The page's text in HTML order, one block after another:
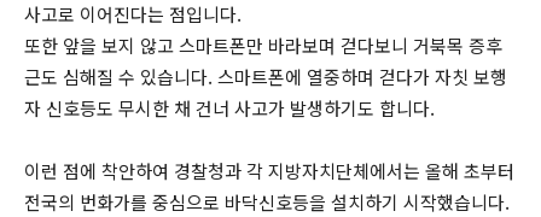
사고로 이어진다는 점입니다.
또한 앞을 보지 않고 스마트폰만 바라보며 걷다보니 거북목 증후
근도 심해질 수 있습니다. 스마트폰에 열중하며 걷다가 자칫 보행
자 신호등도 무시한 채 건너 사고가 발생하기도 합니다.
이런 점에 착안하여 경찰청과 각 지방자치단체에서는 올해 초부터
전국의 번화가를 중심으로 바닥신호등을 설치하기 시작했습니다.